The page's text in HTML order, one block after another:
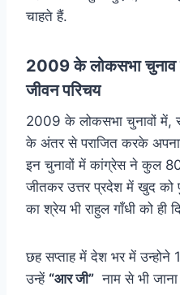
चाहते हैं.
2009 के लोकसभा चुनाव
जीवन परिचय
2009 के लोकसभा चुनावों में,
के अंतर से पराजित करके अपना
इन चुनावों में कांग्रेस ने कुल
जीतकर उत्तर प्रदेश में खुद को
का श्रेय भी राहुल गाँधी को ही
छह सप्ताह में देश भर में उन्होने
उन्हें “आर जी” नाम से भी